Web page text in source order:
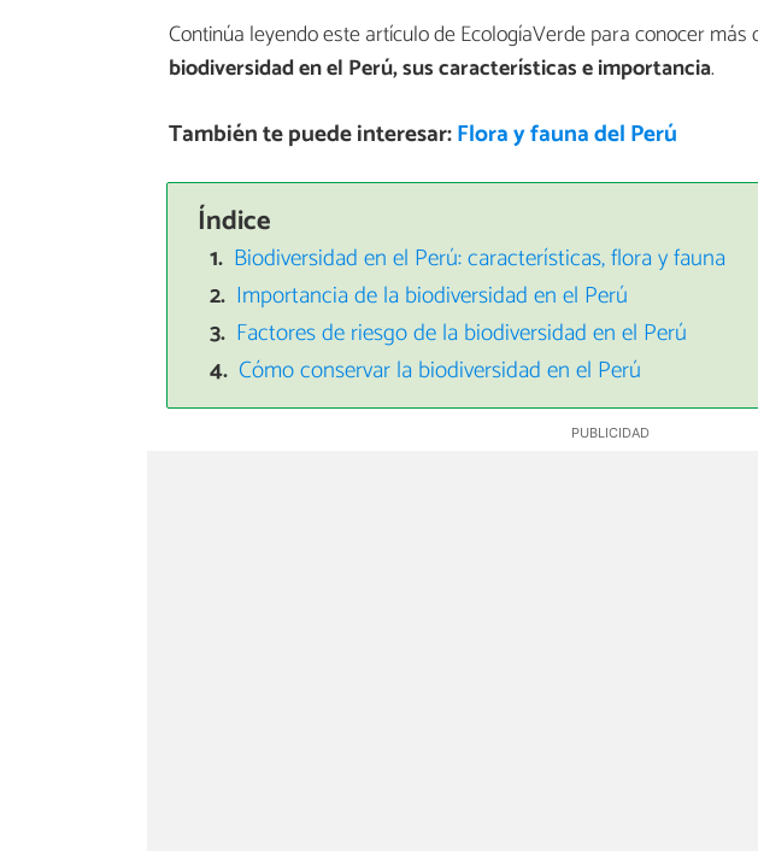
Continúa leyendo este artículo de EcologíaVerde para conocer
biodiversidad en el Perú, sus características e importancia.
También te puede interesar:Flora y fauna del Perú
Índice
Biodiversidad en el Perú: características, flora y fauna
Importancia de la biodiversidad en el Perú
Factores de riesgo de la biodiversidad en el Perú
Cómo conservar la biodiversidad en el Perú